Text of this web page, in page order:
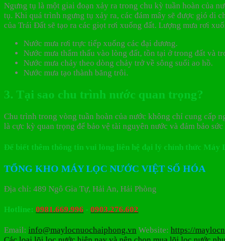
Ngưng tụ là một giai đoạn xảy ra trong chu kỳ tuần hoàn của
tụ. Khi quá trình ngưng tụ xảy ra, các đám mây sẽ được gió di
của Trái Đất sẽ tạo ra các giọt rơi xuống đất. Lượng mưa rơi
Nước mưa rơi trực tiếp xuống các đại dương.
Nước mưa thẩm thấu vào lòng đất, tồn tại ở trong đất và
Nước mưa chảy theo dòng chảy trở về sông suối ao hồ.
Nước mưa tạo thành băng trôi.
3. Tại sao chu trình nước quan trọng?
Chu trình trong vòng tuần hoàn của nước không chỉ cung cấp
là cực kỳ quan trọng để bảo vệ tài nguyên nước và đảm bảo
Để biết thêm thông tin vui lòng liên hệ đại lý chính thức Máy
TỔNG KHO MÁY LỌC NƯỚC VIỆT SỐ HÓA
Địa chỉ: 489 Ngô Gia Tự, Hải An, Hải Phòng
Hotline: 0981.669.996 - 0903.276.602
Email: info@maylocnuochaiphong.vn Website: https://